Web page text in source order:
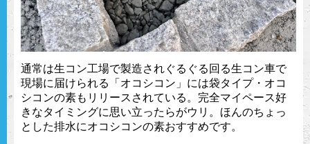
通常は生コン工場で製造されぐるぐる回る生コン車で
現場に届けられる「オコシコン」には袋タイプ・オコ
シコンの素もリリースされている。完全マイペース好
きなタイミングに思い立ったらがウリ。ほんのちょっ
とした排水にオコシコンの素おすすめです。